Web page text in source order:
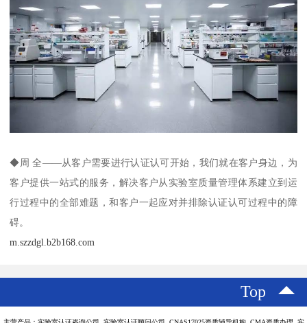
◆周 全——从客户需要进行认证认可开始，我们就在客户身边，为
客户提供一站式的服务，解决客户从实验室质量管理体系建立到运
行过程中的全部难题，和客户一起应对并排除认证认可过程中的障
碍。
m.szzdgl.b2b168.com
Top